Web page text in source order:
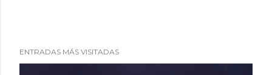
ENTRADAS MÁS VISITADAS